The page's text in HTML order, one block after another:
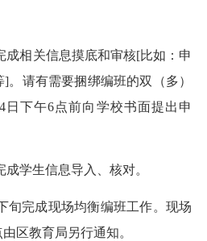
相关信息摸底和审核[比如：申
。请有需要捆绑编班的双（多）
日下午6点前向学校书面提出申
学生信息导入、核对。
完成现场均衡编班工作。现场
区教育局另行通知。